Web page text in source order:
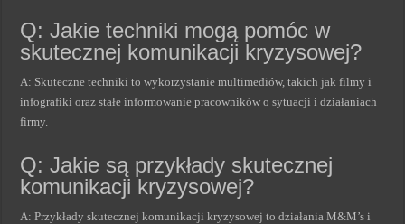
Q: Jakie techniki mogą pomóc w
skutecznej komunikacji kryzysowej?
A: Skuteczne techniki to wykorzystanie multimediów, takich jak filmy i
infografiki oraz stałe informowanie pracowników o sytuacji i działaniach
firmy.
Q: Jakie są przykłady skutecznej
komunikacji kryzysowej?
A: Przykłady skutecznej komunikacji kryzysowej to działania M&M’s i